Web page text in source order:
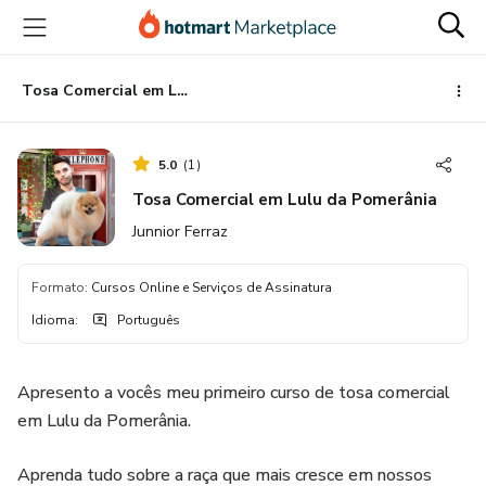
para
conteúdo
principal
para
pagamento
para
rodapé
Tosa Comercial em Lulu da Pomerânia
5.0 (1)
Tosa Comercial em Lulu da Pomerânia
Junnior Ferraz
Formato: Cursos Online e Serviços de Assinatura
Idioma: Português
Apresento a vocês meu primeiro curso de tosa comercial
em Lulu da Pomerânia.
Aprenda tudo sobre a raça que mais cresce em nossos